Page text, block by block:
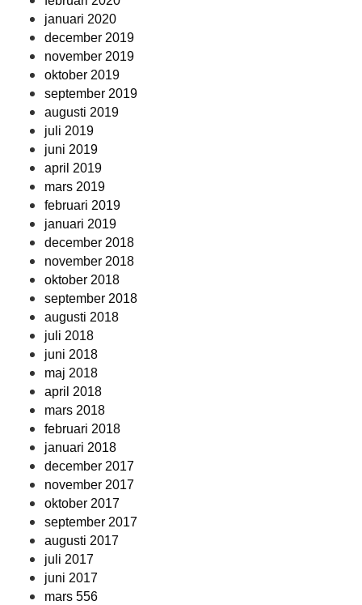
januari 2020
december 2019
november 2019
oktober 2019
september 2019
augusti 2019
juli 2019
juni 2019
april 2019
mars 2019
februari 2019
januari 2019
december 2018
november 2018
oktober 2018
september 2018
augusti 2018
juli 2018
juni 2018
maj 2018
april 2018
mars 2018
februari 2018
januari 2018
december 2017
november 2017
oktober 2017
september 2017
augusti 2017
juli 2017
juni 2017
mars 556